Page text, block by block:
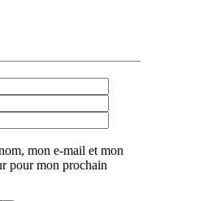
mail
web
mon e-mail et mon
pour mon prochain